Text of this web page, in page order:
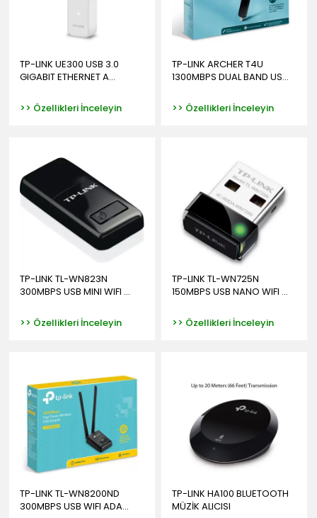
TP-LINK UE300 USB 3.0
GIGABIT ETHERNET A...
>> Özellikleri İnceleyin
TP-LINK ARCHER T4U
1300MBPS DUAL BAND US...
>> Özellikleri İnceleyin
TP-LINK TL-WN823N
300MBPS USB MINI WIFI ...
>> Özellikleri İnceleyin
TP-LINK TL-WN725N
150MBPS USB NANO WIFI ...
>> Özellikleri İnceleyin
TP-LINK TL-WN8200ND
300MBPS USB WIFI ADA...
TP-LINK HA100 BLUETOOTH
MÜZİK ALICISI